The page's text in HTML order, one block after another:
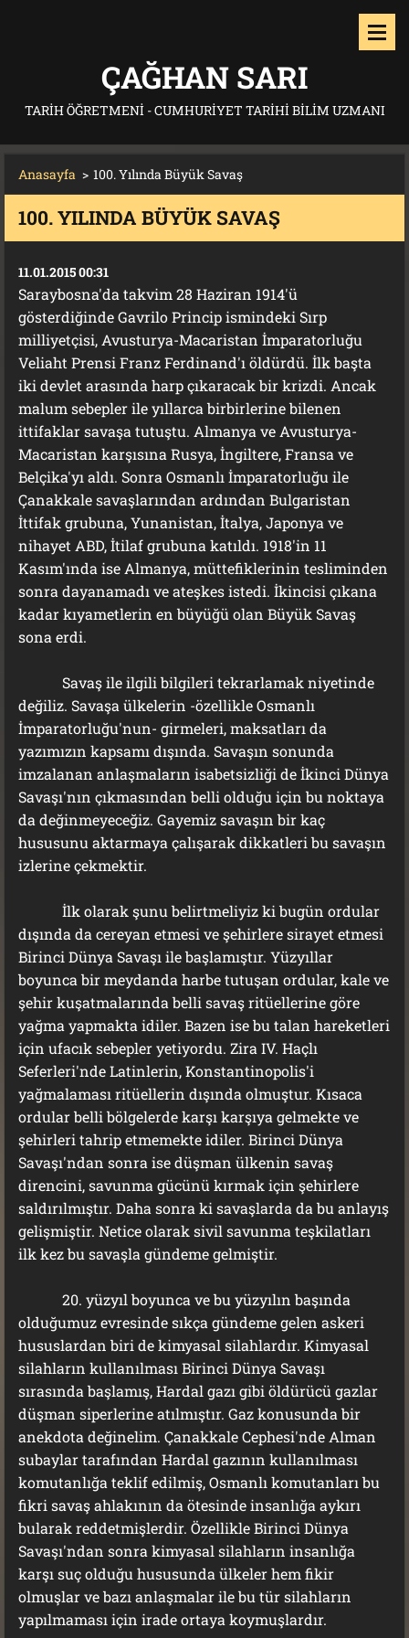
ÇAĞHAN SARI
TARIH ÖĞRETMENI - CUMHURIYET TARIHI BILIM UZMANI
Anasayfa > 100. Yılında Büyük Savaş
100. YILINDA BÜYÜK SAVAŞ
11.01.2015 00:31
Saraybosna'da takvim 28 Haziran 1914'ü
gösterdiğinde Gavrilo Princip ismindeki Sırp
milliyetçisi, Avusturya-Macaristan İmparatorluğu
Veliaht Prensi Franz Ferdinand'ı öldürdü. İlk başta
iki devlet arasında harp çıkaracak bir krizdi. Ancak
malum sebepler ile yıllarca birbirlerine bilenen
ittifaklar savaşa tutuştu. Almanya ve Avusturya-
Macaristan karşısına Rusya, İngiltere, Fransa ve
Belçika'yı aldı. Sonra Osmanlı İmparatorluğu ile
Çanakkale savaşlarından ardından Bulgaristan
İttifak grubuna, Yunanistan, İtalya, Japonya ve
nihayet ABD, İtilaf grubuna katıldı. 1918'in 11
Kasım'ında ise Almanya, müttefiklerinin tesliminden
sonra dayanamadı ve ateşkes istedi. İkincisi çıkana
kadar kıyametlerin en büyüğü olan Büyük Savaş
sona erdi.
Savaş ile ilgili bilgileri tekrarlamak niyetinde
değiliz. Savaşa ülkelerin -özellikle Osmanlı
İmparatorluğu'nun- girmeleri, maksatları da
yazımızın kapsamı dışında. Savaşın sonunda
imzalanan anlaşmaların isabetsizliği de İkinci Dünya
Savaşı'nın çıkmasından belli olduğu için bu noktaya
da değinmeyeceğiz. Gayemiz savaşın bir kaç
hususunu aktarmaya çalışarak dikkatleri bu savaşın
izlerine çekmektir.
İlk olarak şunu belirtmeliyiz ki bugün ordular
dışında da cereyan etmesi ve şehirlere sirayet etmesi
Birinci Dünya Savaşı ile başlamıştır. Yüzyıllar
boyunca bir meydanda harbe tutuşan ordular, kale ve
şehir kuşatmalarında belli savaş ritüellerine göre
yağma yapmakta idiler. Bazen ise bu talan hareketleri
için ufacık sebepler yetiyordu. Zira IV. Haçlı
Seferleri'nde Latinlerin, Konstantinopolis'i
yağmalaması ritüellerin dışında olmuştur. Kısaca
ordular belli bölgelerde karşı karşıya gelmekte ve
şehirleri tahrip etmemekte idiler. Birinci Dünya
Savaşı'ndan sonra ise düşman ülkenin savaş
direncini, savunma gücünü kırmak için şehirlere
saldırılmıştır. Daha sonra ki savaşlarda da bu anlayış
gelişmiştir. Netice olarak sivil savunma teşkilatları
ilk kez bu savaşla gündeme gelmiştir.
20. yüzyıl boyunca ve bu yüzyılın başında
olduğumuz evresinde sıkça gündeme gelen askeri
hususlardan biri de kimyasal silahlardır. Kimyasal
silahların kullanılması Birinci Dünya Savaşı
sırasında başlamış, Hardal gazı gibi öldürücü gazlar
düşman siperlerine atılmıştır. Gaz konusunda bir
anekdota değinelim. Çanakkale Cephesi'nde Alman
subaylar tarafından Hardal gazının kullanılması
komutanlığa teklif edilmiş, Osmanlı komutanları bu
fikri savaş ahlakının da ötesinde insanlığa aykırı
bularak reddetmişlerdir. Özellikle Birinci Dünya
Savaşı'ndan sonra kimyasal silahların insanlığa
karşı suç olduğu hususunda ülkeler hem fikir
olmuşlar ve bazı anlaşmalar ile bu tür silahların
yapılmaması için irade ortaya koymuşlardır.